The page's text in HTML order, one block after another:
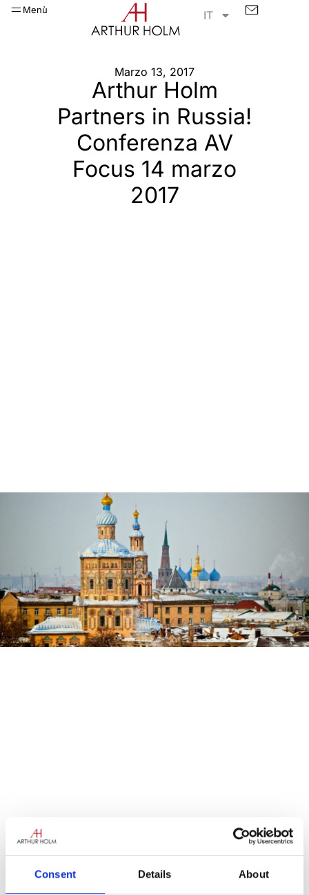
Consent Details About
Menù IT
Marzo 13, 2017
Arthur Holm
Partners in Russia!
Conferenza AV
Focus 14 marzo
2017